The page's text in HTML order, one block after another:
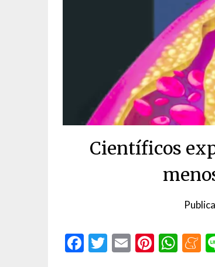
Científicos
Facebook
Twitter
Email